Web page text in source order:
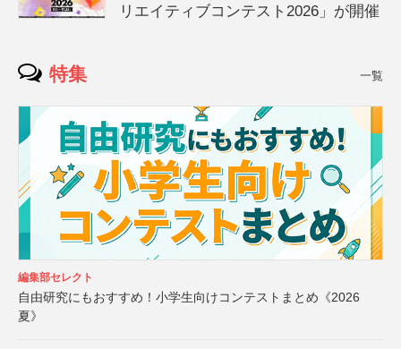
リエイティブコンテスト2026」が開催
特集 一覧
編集部セレクト
自由研究にもおすすめ！小学生向けコンテストまとめ《2026
夏》